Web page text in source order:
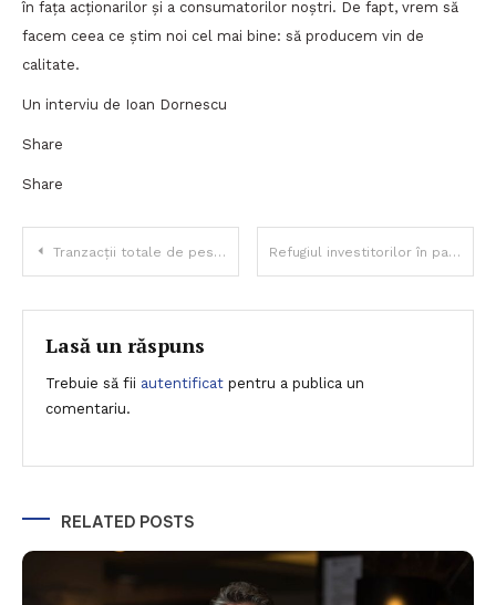
în fața acționarilor și a consumatorilor noștri. De fapt, vrem să
facem ceea ce știm noi cel mai bine: să producem vin de
calitate.
Un interviu de Ioan Dornescu
Share
Share
Navigare
în
articole
Tranzacții totale de peste 10 miliarde lei la Bursa de Valori București, în timp ce piața de capital crește cu 25% Refugiul investitorilor în pandemie: titlurile de stat
Lasă un răspuns
Trebuie să fii autentificat pentru a publica un
comentariu.
RELATED POSTS